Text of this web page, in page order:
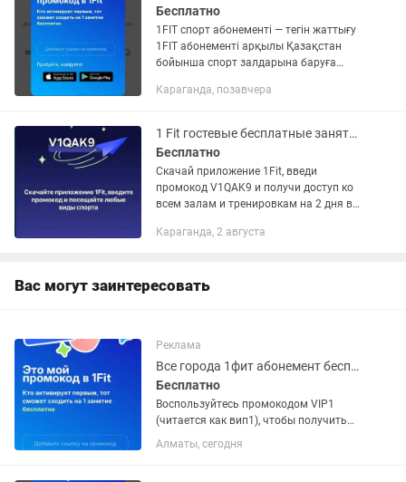
Бесплатно
1FIT спорт абонементі — тегін жаттығу
1FIT абонементі арқылы Қазақстан
бойынша спорт залдарына баруға
1 жаттығу тегін беріледі. Қолжетімді
Караганда, позавчера
1 Fit гостевые бесплатные занятия
Бесплатно
Скачай приложение 1Fit, введи
промокод V1QAK9 и получи доступ ко
всем залам и тренировкам на 2 дня в
есть скидка по этому промокоду
Караганда, 2 августа
Вас могут заинтересовать
Реклама
Все города 1фит абонемент бесплатные тренировки 1fit
Бесплатно
Воспользуйтесь промокодом VIP1
(читается как вип1), чтобы получить
бесплатное посещение. Бассейны, йога,
стретчинг, пилатес, бокс, танцы и очень
Алматы, сегодня